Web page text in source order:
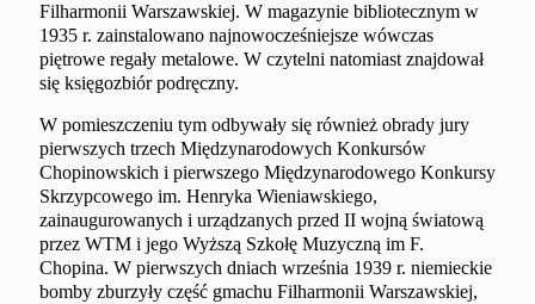
Filharmonii Warszawskiej. W magazynie bibliotecznym w
1935 r. zainstalowano najnowocześniejsze wówczas
piętrowe regały metalowe. W czytelni natomiast znajdował
się księgozbiór podręczny.
W pomieszczeniu tym odbywały się również obrady jury
pierwszych trzech Międzynarodowych Konkursów
Chopinowskich i pierwszego Międzynarodowego Konkursy
Skrzypcowego im. Henryka Wieniawskiego,
zainaugurowanych i urządzanych przed II wojną światową
przez WTM i jego Wyższą Szkołę Muzyczną im F.
Chopina. W pierwszych dniach września 1939 r. niemieckie
bomby zburzyły część gmachu Filharmonii Warszawskiej,